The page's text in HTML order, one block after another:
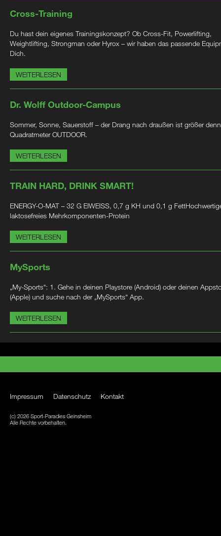
Cross-Training
Du hast dein eigenes Trainingskonzept? Ob Cross-Fit, Powerlifting,
Weightlifting, Strongman oder Hyrox – wir haben das passende
Dich.
WEITERLESEN
Dr. Wolff Outdoor-Campus
Sommer, Sonne, Sauerstoff – der Drang nach draußen ist größer
Quadratmeter OUTDOOR.
WEITERLESEN
TRAIN HARD, DRINK SMART!
ENERGY-O-MAT – 32 G EIWEISS, 0,7 g KH und 0,1 g
laktosefreies Mehrkomponenten-Protein
WEITERLESEN
MySports
„My-Sports“: 1. Gehe in deinen Playstore (Android) oder deinen
(Apple) und suche nach der „MySports“ App.
WEITERLESEN
Impressum Datenschutz Kontakt
(c) 2026 Sport-Paradies Geinsheim
Alle Rechte vorbehalten.